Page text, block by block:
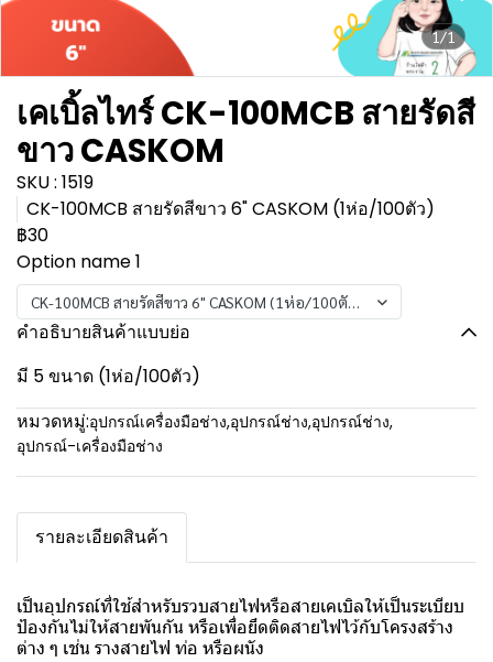
1/1
เคเบิ้ลไทร์ CK-100MCB สายรัดสี
ขาว CASKOM
SKU : 1519
CK-100MCB สายรัดสีขาว 6" CASKOM (1ห่อ/100ตัว)
฿30
Option name 1
CK-100MCB สายรัดสีขาว 6" CASKOM (1ห่อ/100ตัว)
คำอธิบายสินค้าแบบย่อ
มี 5 ขนาด (1ห่อ/100ตัว)
หมวดหมู่:อุปกรณ์เครื่องมือช่าง,อุปกรณ์ช่าง,อุปกรณ์ช่าง,
อุปกรณ์-เครื่องมือช่าง
รายละเอียดสินค้า
เป็นอุปกรณ์ที่ใช้สำหรับรวบสายไฟหรือสายเคเบิลให้เป็นระเบียบ
ป้องกันไม่ให้สายพันกัน หรือเพื่อยึดติดสายไฟไว้กับโครงสร้าง
ต่าง ๆ เช่น รางสายไฟ ท่อ หรือผนัง